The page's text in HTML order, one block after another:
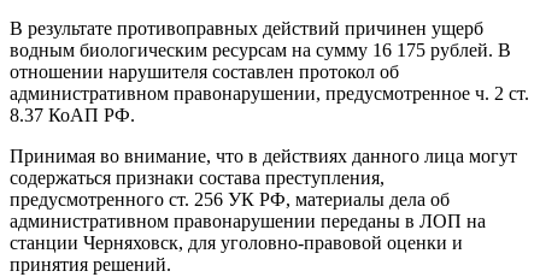
В результате противоправных действий причинен ущерб
водным биологическим ресурсам на сумму 16 175 рублей. В
отношении нарушителя составлен протокол об
административном правонарушении, предусмотренное ч. 2 ст.
8.37 КоАП РФ.
Принимая во внимание, что в действиях данного лица могут
содержаться признаки состава преступления,
предусмотренного ст. 256 УК РФ, материалы дела об
административном правонарушении переданы в ЛОП на
станции Черняховск, для уголовно-правовой оценки и
принятия решений.